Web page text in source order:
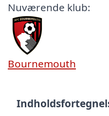
Nuværende klub:
Bournemouth